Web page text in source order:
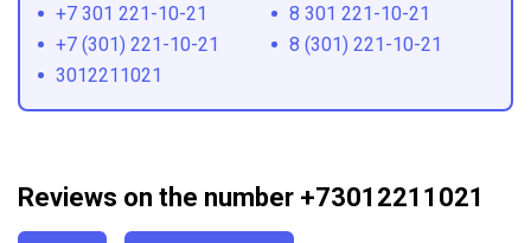
+7 301 221-10-21
8 301 221-10-21
+7 (301) 221-10-21
8 (301) 221-10-21
3012211021
Reviews on the number +73012211021